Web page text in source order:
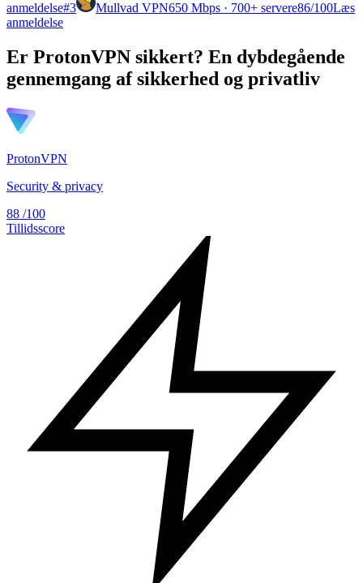
anmeldelse#3 Mullvad VPN650 Mbps · 700+ servere86/100Læs
anmeldelse
Er ProtonVPN sikkert? En dybdegående
gennemgang af sikkerhed og privatliv
ProtonVPN
Security & privacy
88 /100
Tillidsscore